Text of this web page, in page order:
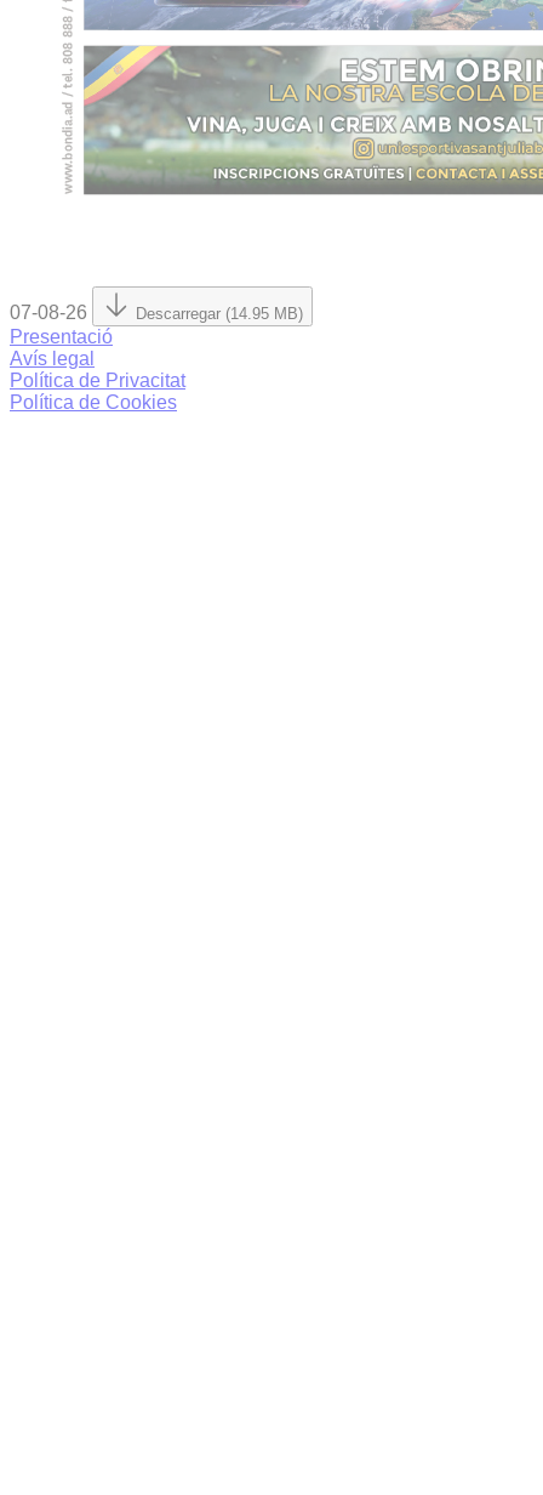
07-08-26 Descarregar (14.95 MB)
Presentació
Avís legal
Política de Privacitat
Política de Cookies